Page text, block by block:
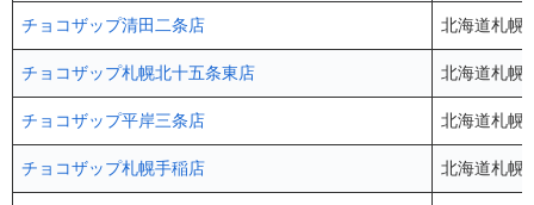
チョコザップ清田二条店 北海道札幌
チョコザップ札幌北十五条東店 北海道札幌
チョコザップ平岸三条店 北海道札幌
チョコザップ札幌手稲店 北海道札